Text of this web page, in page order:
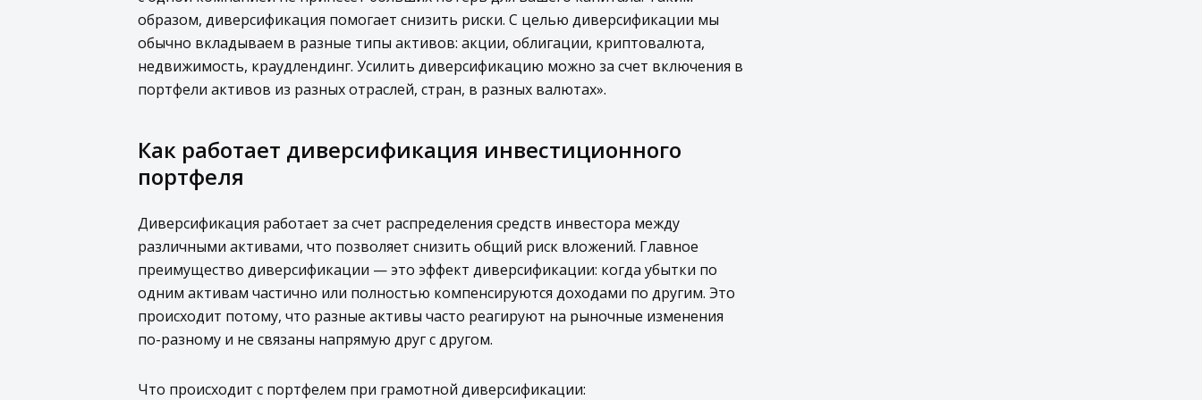
образом, диверсификация помогает снизить риски. С целью диверсификации мы
обычно вкладываем в разные типы активов: акции, облигации, криптовалюта,
недвижимость, краудлендинг. Усилить диверсификацию можно за счет включения в
портфели активов из разных отраслей, стран, в разных валютах».
Как работает диверсификация инвестиционного
портфеля
Диверсификация работает за счет распределения средств инвестора между
различными активами, что позволяет снизить общий риск вложений. Главное
преимущество диверсификации — это эффект диверсификации: когда убытки по
одним активам частично или полностью компенсируются доходами по другим. Это
происходит потому, что разные активы часто реагируют на рыночные изменения
по-разному и не связаны напрямую друг с другом.
Что происходит с портфелем при грамотной диверсификации: